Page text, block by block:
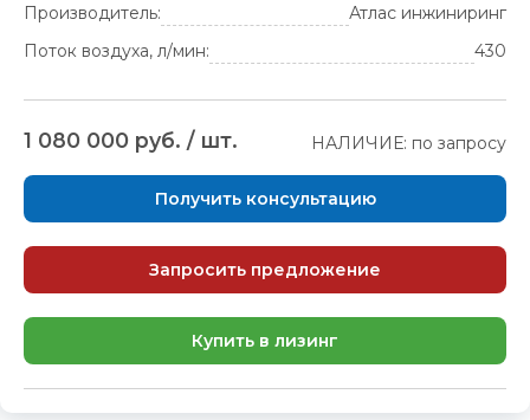
Производитель:
Атлас инжиниринг
Поток воздуха, л/мин:
430
1 080 000 руб. / шт. НАЛИЧИЕ: по запросу
Получить консультацию
Запросить предложение
Купить в лизинг